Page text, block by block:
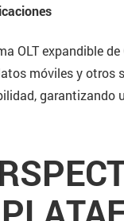
OLT expandible
móviles y otros
garantizando